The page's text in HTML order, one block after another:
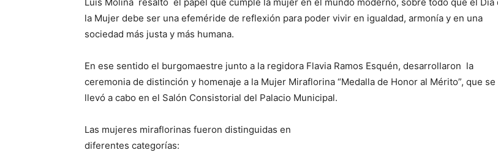
la Mujer debe ser una efeméride de reflexión para poder vivir en igualdad, armonía y en una
sociedad más justa y más humana.
En ese sentido el burgomaestre junto a la regidora Flavia Ramos Esquén, desarrollaron la
ceremonia de distinción y homenaje a la Mujer Miraflorina “Medalla de Honor al Mérito”, que se
llevó a cabo en el Salón Consistorial del Palacio Municipal.
Las mujeres miraflorinas fueron distinguidas en
diferentes categorías: